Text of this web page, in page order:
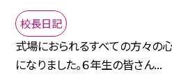
校長日記
式場におられるすべての方々の
になりました。６年生の皆さん...